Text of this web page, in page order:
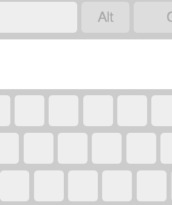
‏